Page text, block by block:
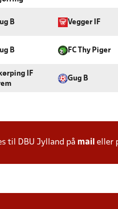
B Vegger IF
B FC Thy Piger
IF
Gug B
til DBU Jylland på mail eller